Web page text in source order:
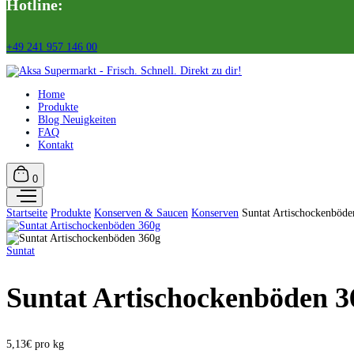
Hotline:
+49 241 957 146 00
Home
Produkte
Blog Neuigkeiten
FAQ
Kontakt
0
Startseite Produkte Konserven & Saucen Konserven Suntat
Suntat
Suntat Artischockenböden
5,13€ pro kg